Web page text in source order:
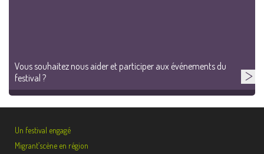
Vous souhaitez nous aider et participer aux événements du
festival ?
Un festival engagé
Migrant’scène en région